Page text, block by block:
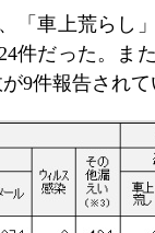
「車上荒らし
件だった。ま
9件報告されて